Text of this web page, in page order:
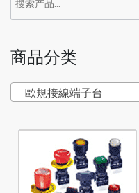
商品分类
歐規接線端子台